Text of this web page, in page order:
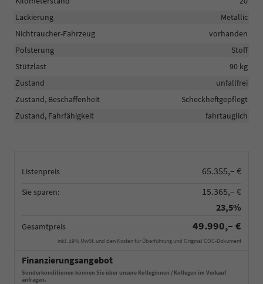
Listenpreis 65.355,– €
Sie sparen:
15.365,– €
23,5%
Gesamtpreis 49.990,– €
inkl. 19% MwSt. und den Kosten für Überführung und Original COC-Dokument
Finanzierungsangebot
Sonderkonditionen können Sie über unsere Kolleginnen / Kollegen im Verkauf
anfragen.
Lackierung
Metallic
Nichtraucher-Fahrzeug
vorhanden
Polsterung
Stoff
Stützlast
90 kg
Zustand
unfallfrei
Zustand, Beschaffenheit
Scheckheftgepflegt
Zustand, Fahrfähigkeit
fahrtauglich